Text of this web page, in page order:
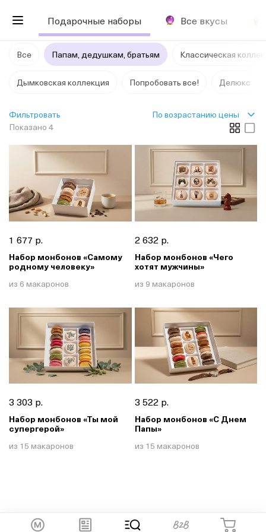
Подарочные наборы Все вкусы
Все Папам, дедушкам, братьям Классическая
Дымковская коллекция Попробовать все! Делюкс
Показано 4
Фильтровать По возрастанию цены
1 677 р.
Набор монбонов «Самому
родному человеку»
из 6 макаронов
2 632 р.
Набор монбонов «Чего
хотят мужчины»
из 9 макаронов
3 303 р.
Набор монбонов «Ты мой
супергерой»
из 15 макаронов
3 522 р.
Набор монбонов «С Днем
Папы»
из 15 макаронов